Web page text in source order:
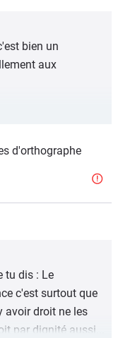
bien un
aux
je suis de
d'orthographe
tu dis : Le
c'est surtout que
avoir droit ne les
par dignité aussi...